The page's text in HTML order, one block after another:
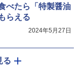
オーブン ヘルシオ
30L 2段調理 コンベ
べたら「特製醤油
らえる
2024年5月27日
る